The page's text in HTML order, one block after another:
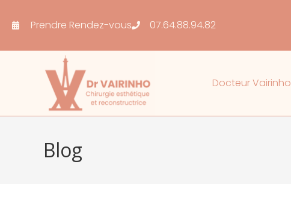
Prendre Rendez-vous 07.64.88.94.82
Docteur Vairinho
Blog